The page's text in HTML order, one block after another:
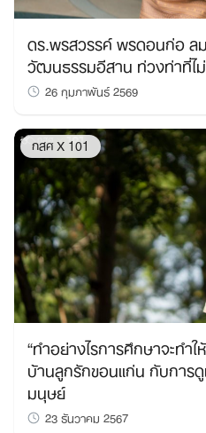
ดร.พรสวรรค์ พรดอนก่อ ล
วัฒนธรรมอีสาน ท่วงท่าที่ไ
26 กุมภาพันธ์ 2569
กสศ X 101
“ทำอย่างไรการศึกษาจะท
บ้านลูกรักขอนแก่น กับการดู
มนุษย์
23 ธันวาคม 2567